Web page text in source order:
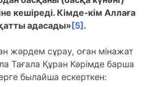
кешіреді. Кімде-кім Аллаға
адасады» [5] .
жәрдем сұрау, оған мінажат
Тағала Құран Кәрімде барша
былайша ескерткен: